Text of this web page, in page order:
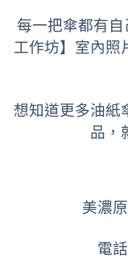
每一把傘都有
工作坊】 室內照
想知道更多油紙
品，
美濃
電